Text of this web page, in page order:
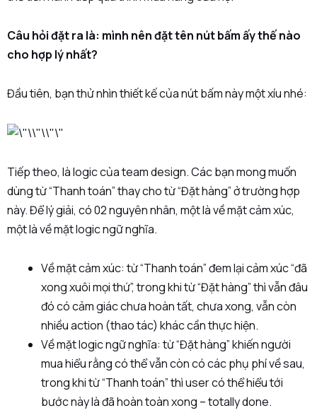
Câu hỏi đặt ra là: mình nên đặt tên nút bấm ấy thế nào
cho hợp lý nhất?
Đầu tiên, bạn thử nhìn thiết kế của nút bấm này một xíu nhé:
Tiếp theo, là logic của team design. Các bạn mong muốn
dùng từ “Thanh toán” thay cho từ “Đặt hàng” ở trường hợp
này. Để lý giải, có 02 nguyên nhân, một là về mặt cảm xúc,
một là về mặt logic ngữ nghĩa.
Về mặt cảm xúc: từ “Thanh toán” đem lại cảm xúc “đã
xong xuôi mọi thứ”, trong khi từ “Đặt hàng” thì vẫn đâu
đó có cảm giác chưa hoàn tất, chưa xong, vẫn còn
nhiều action (thao tác) khác cần thực hiện.
Về mặt logic ngữ nghĩa: từ “Đặt hàng” khiến người
mua hiểu rằng có thể vẫn còn có các phụ phí về sau,
trong khi từ “Thanh toán” thì user có thể hiểu tới
bước này là đã hoàn toàn xong – totally done.